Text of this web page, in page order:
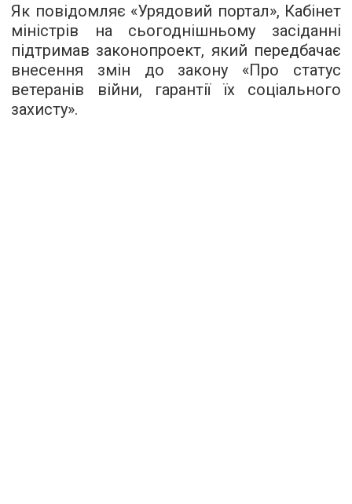
Як повідомляє «Урядовий портал», Кабінет
міністрів на сьогоднішньому засіданні
підтримав законопроект, який передбачає
внесення змін до закону «Про статус
ветеранів війни, гарантії їх соціального
захисту».